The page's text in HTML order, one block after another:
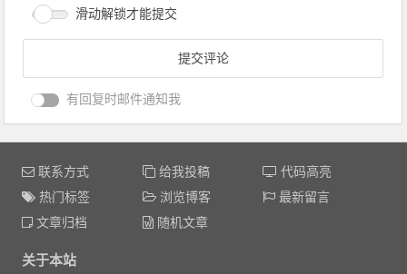
滑动解锁才能提交
有回复时邮件通知我
联系方式 给我投稿
代码高亮
热门标签
浏览博客
最新留言
文章归档
随机文章
关于本站